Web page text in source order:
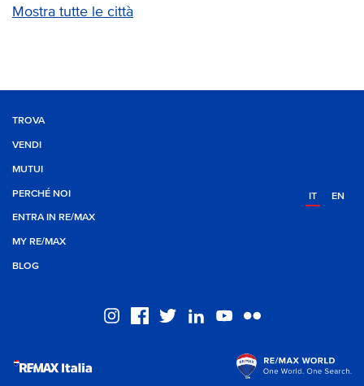
Mostra tutte le città
TROVA
VENDI
MUTUI
PERCHÉ NOI
ENTRA IN RE/MAX
MY RE/MAX
BLOG
IT EN